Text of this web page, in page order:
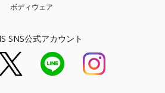
ボディウェア
SNS公式アカウント